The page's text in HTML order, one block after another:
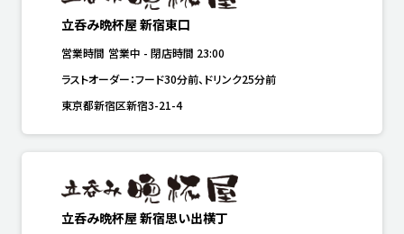
立呑み晩杯屋 新宿東口
営業時間 営業中 - 閉店時間 23:00
ラストオーダー：フード30分前、ドリンク25分前
東京都新宿区新宿3-21-4
立呑み晩杯屋 新宿思い出横丁